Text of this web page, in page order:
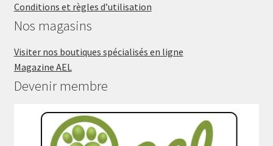
Conditions et règles d’utilisation
Nos magasins
Visiter nos boutiques spécialisés en ligne
Magazine AEL
Devenir membre